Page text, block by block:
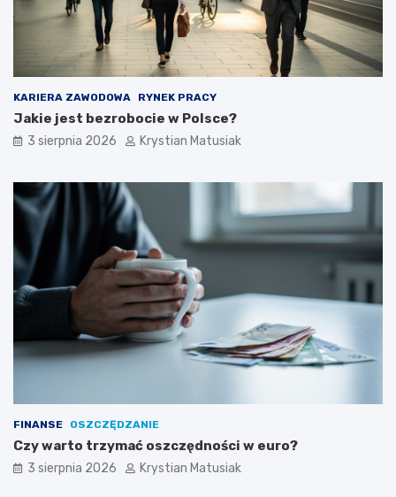
KARIERA ZAWODOWA RYNEK PRACY
Jakie jest bezrobocie w Polsce?
3 sierpnia 2026 Krystian Matusiak
FINANSE OSZCZĘDZANIE
Czy warto trzymać oszczędności w euro?
3 sierpnia 2026 Krystian Matusiak